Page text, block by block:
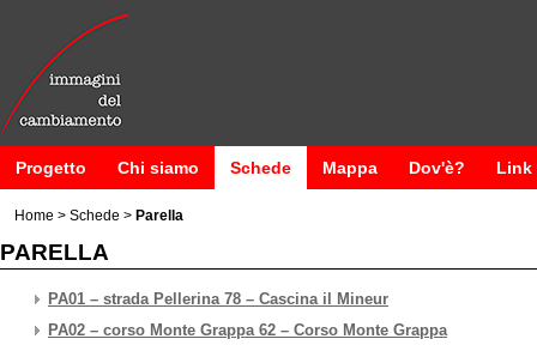
Progetto Chi siamo Schede Mappa Dov'è? Link
Home > Schede > Parella
PARELLA
PA01 – strada Pellerina 78 – Cascina il Mineur
PA02 – corso Monte Grappa 62 – Corso Monte Grappa